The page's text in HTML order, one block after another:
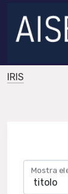
IRIS
Mostra